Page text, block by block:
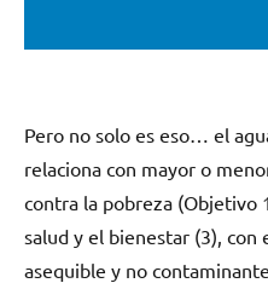
Pero no solo es eso… el
relaciona con mayor o
contra la pobreza (Objetivo
salud y el bienestar (3), con
asequible y no